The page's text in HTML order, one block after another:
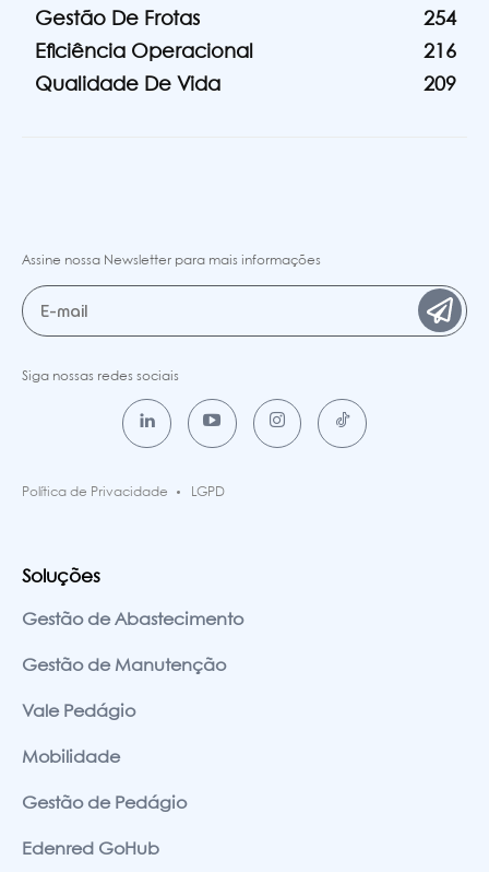
Gestão De Frotas
254
Eficiência Operacional
216
Qualidade De Vida
209
Assine nossa Newsletter para mais informações
Siga nossas redes sociais
Política de Privacidade LGPD
Soluções
Gestão de Abastecimento
Gestão de Manutenção
Vale Pedágio
Mobilidade
Gestão de Pedágio
Edenred GoHub